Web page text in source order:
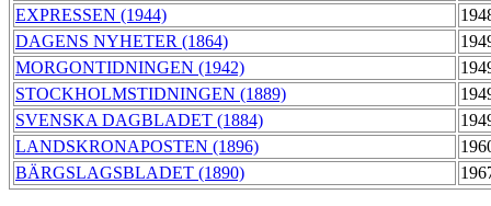
EXPRESSEN (1944)
DAGENS NYHETER (1864)
MORGONTIDNINGEN (1942)
STOCKHOLMSTIDNINGEN (1889)
SVENSKA DAGBLADET (1884)
LANDSKRONAPOSTEN (1896)
BÄRGSLAGSBLADET (1890)